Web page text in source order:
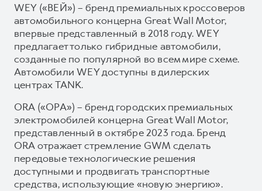
WEY («ВЕЙ») – бренд премиальных кроссоверов
автомобильного концерна Great Wall Motor,
впервые представленный в 2018 году. WEY
предлагает только гибридные автомобили,
созданные по популярной во всем мире схеме.
Автомобили WEY доступны в дилерских
центрах TANK.
ORA («ОРА») – бренд городских премиальных
электромобилей концерна Great Wall Motor,
представленный в октябре 2023 года. Бренд
ORA отражает стремление GWM сделать
передовые технологические решения
доступными и продвигать транспортные
средства, использующие «новую энергию».